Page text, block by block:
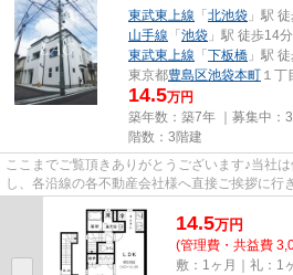
東武東上線 「 北池袋 」駅
山手線 「 池袋 」駅 徒歩14分
東武東上線 「 下板橋 」駅
東京都豊島区池袋本町 １丁
14.5万円
築年数：築7年 ｜募集中：
階数：3階建
ここまでご覧頂きありがとうございます♪当社
し、各沿線の各不動産会社様へ直接ご挨拶に行
14.5万円
(管理費・共益費
敷：1ヶ月｜礼：1